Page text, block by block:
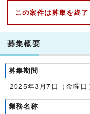
この案件は募集を終了
募集概要
募集期間
2025年3月7日（金曜日
業務名称